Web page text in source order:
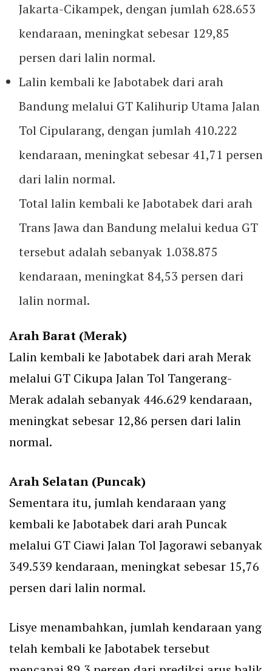
Jakarta-Cikampek, dengan jumlah 628.653
kendaraan, meningkat sebesar 129,85
persen dari lalin normal.
Lalin kembali ke Jabotabek dari arah
Bandung melalui GT Kalihurip Utama Jalan
Tol Cipularang, dengan jumlah 410.222
kendaraan, meningkat sebesar 41,71 persen
dari lalin normal.
Total lalin kembali ke Jabotabek dari arah
Trans Jawa dan Bandung melalui kedua GT
tersebut adalah sebanyak 1.038.875
kendaraan, meningkat 84,53 persen dari
lalin normal.
Arah Barat (Merak)
Lalin kembali ke Jabotabek dari arah Merak
melalui GT Cikupa Jalan Tol Tangerang-
Merak adalah sebanyak 446.629 kendaraan,
meningkat sebesar 12,86 persen dari lalin
normal.
Arah Selatan (Puncak)
Sementara itu, jumlah kendaraan yang
kembali ke Jabotabek dari arah Puncak
melalui GT Ciawi Jalan Tol Jagorawi sebanyak
349.539 kendaraan, meningkat sebesar 15,76
persen dari lalin normal.
Lisye menambahkan, jumlah kendaraan yang
telah kembali ke Jabotabek tersebut